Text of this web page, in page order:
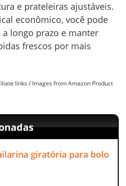
e prateleiras ajustáveis.
econômico, você pode
longo prazo e manter
frescos por mais
links / Images from Amazon Product
giratória para bolo